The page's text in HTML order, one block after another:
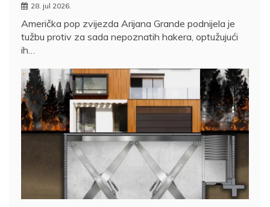
28. jul 2026.
Američka pop zvijezda Arijana Grande podnijela je
tužbu protiv za sada nepoznatih hakera, optužujući
ih…